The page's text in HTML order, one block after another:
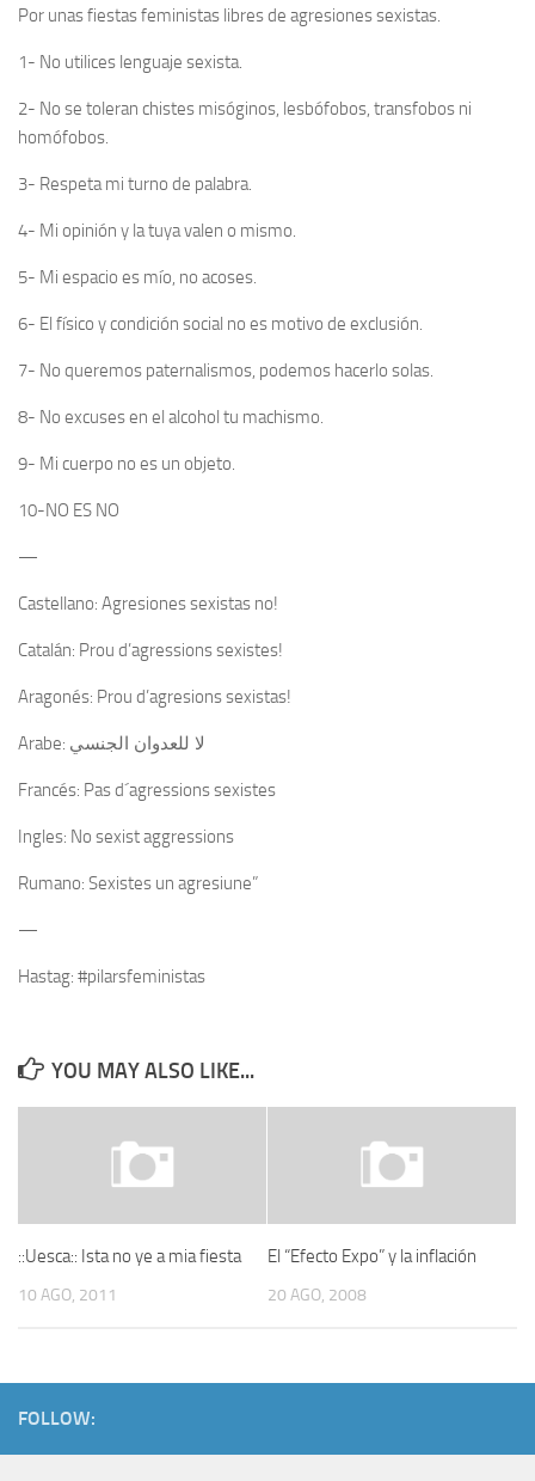
Por unas fiestas feministas libres de agresiones sexistas.
1- No utilices lenguaje sexista.
2- No se toleran chistes misóginos, lesbófobos, transfobos ni
homófobos.
3- Respeta mi turno de palabra.
4- Mi opinión y la tuya valen o mismo.
5- Mi espacio es mío, no acoses.
6- El físico y condición social no es motivo de exclusión.
7- No queremos paternalismos, podemos hacerlo solas.
8- No excuses en el alcohol tu machismo.
9- Mi cuerpo no es un objeto.
10-NO ES NO
—
Castellano: Agresiones sexistas no!
Catalán: Prou d’agressions sexistes!
Aragonés: Prou d’agresions sexistas!
Arabe: لا للعدوان الجنسي
Francés: Pas d´agressions sexistes
Ingles: No sexist aggressions
Rumano: Sexistes un agresiune”
—
Hastag: #pilarsfeministas
YOU MAY ALSO LIKE...
::Uesca:: Ista no ye a mia fiesta
10 AGO, 2011
El “Efecto Expo” y la inflación
20 AGO, 2008
FOLLOW: